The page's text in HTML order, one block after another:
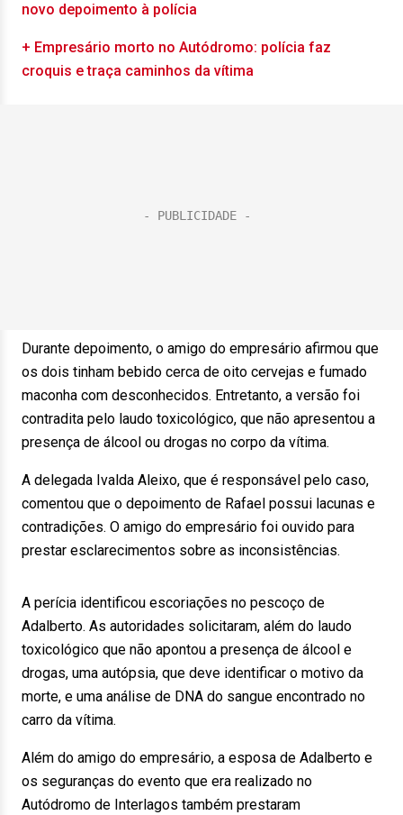
novo depoimento à polícia
+ Empresário morto no Autódromo: polícia faz
croquis e traça caminhos da vítima
Durante depoimento, o amigo do empresário afirmou que
os dois tinham bebido cerca de oito cervejas e fumado
maconha com desconhecidos. Entretanto, a versão foi
contradita pelo laudo toxicológico, que não apresentou a
presença de álcool ou drogas no corpo da vítima.
A delegada Ivalda Aleixo, que é responsável pelo caso,
comentou que o depoimento de Rafael possui lacunas e
contradições. O amigo do empresário foi ouvido para
prestar esclarecimentos sobre as inconsistências.
A perícia identificou escoriações no pescoço de
Adalberto. As autoridades solicitaram, além do laudo
toxicológico que não apontou a presença de álcool e
drogas, uma autópsia, que deve identificar o motivo da
morte, e uma análise de DNA do sangue encontrado no
carro da vítima.
Além do amigo do empresário, a esposa de Adalberto e
os seguranças do evento que era realizado no
Autódromo de Interlagos também prestaram